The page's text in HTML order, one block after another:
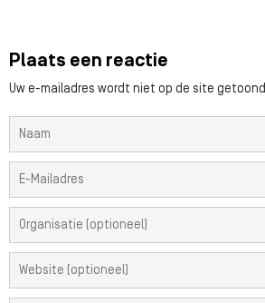
Plaats een reactie
Uw e-mailadres wordt niet op de site getoond